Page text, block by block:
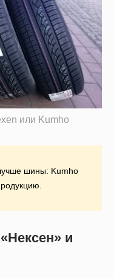
или Kumho
шины: Kumho
и